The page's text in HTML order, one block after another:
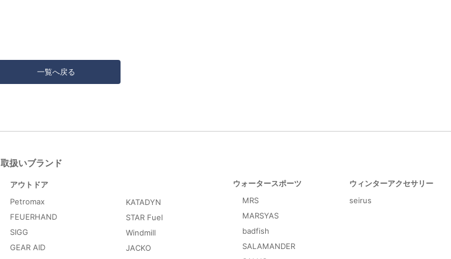
一覧へ戻る
取扱いブランド
アウトドア
Petromax
FEUERHAND
SIGG
GEAR AID
KATADYN
STAR Fuel
Windmill
JACKO
ウォータースポーツ
MRS
MARSYAS
badfish
SALAMANDER
ウィンターアクセサリー
seirus